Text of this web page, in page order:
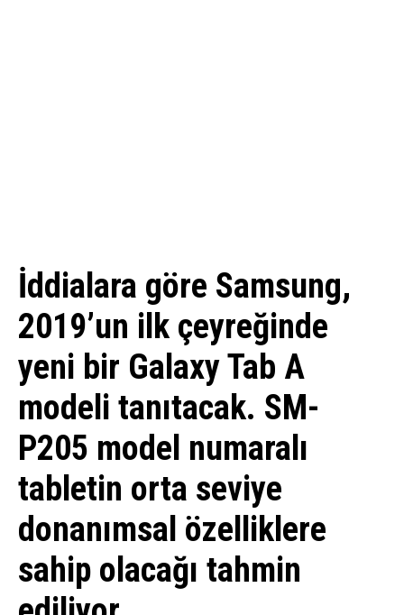
İddialara göre Samsung,
2019’un ilk çeyreğinde
yeni bir Galaxy Tab A
modeli tanıtacak. SM-
P205 model numaralı
tabletin orta seviye
donanımsal özelliklere
sahip olacağı tahmin